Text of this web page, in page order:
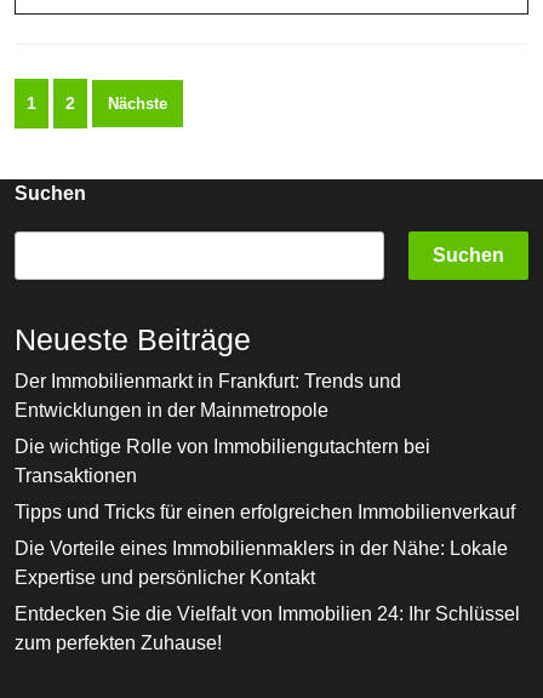
Für
Seitennummerierung
der
1 2 Nächste
Suchen
Suchen
Neueste Beiträge
Der Immobilienmarkt in Frankfurt: Trends und
Entwicklungen in der Mainmetropole
Die wichtige Rolle von Immobiliengutachtern bei
Transaktionen
Tipps und Tricks für einen erfolgreichen Immobilienverkauf
Die Vorteile eines Immobilienmaklers in der Nähe: Lokale
Expertise und persönlicher Kontakt
Entdecken Sie die Vielfalt von Immobilien 24: Ihr Schlüssel
zum perfekten Zuhause!